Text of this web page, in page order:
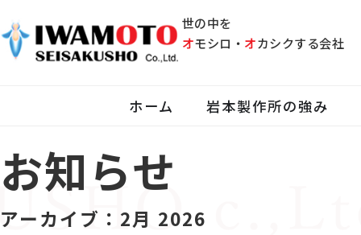
世の中を
オモシロ・ オカシクする会社
ホーム 岩本製作所の強み
お知らせ
アーカイブ：2月 2026